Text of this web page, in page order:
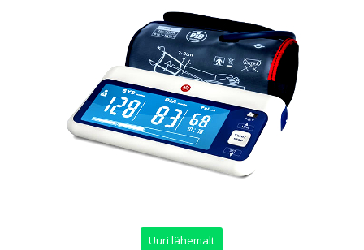
Uuri lähemalt